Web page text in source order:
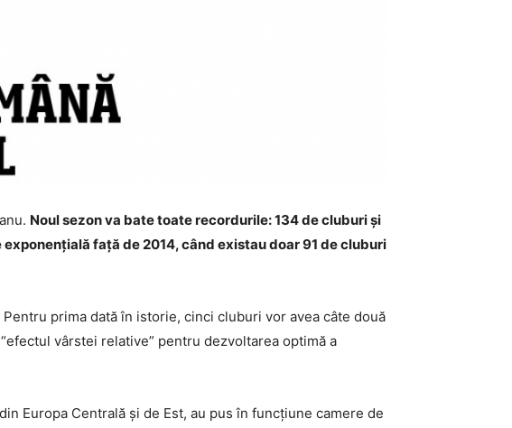
Noul sezon va bate toate recordurile: 134 de cluburi și
față de 2014, când existau doar 91 de cluburi
Pentru prima dată în istorie, cinci cluburi vor avea câte două
vârstei relative” pentru dezvoltarea optimă a
Europa Centrală și de Est, au pus în funcțiune camere de